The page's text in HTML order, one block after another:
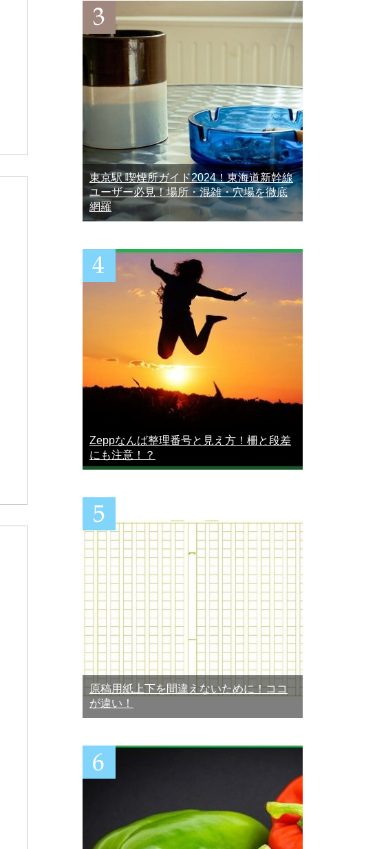
東京駅 喫煙所ガイド2024！東海道新幹線
ユーザー必見！場所・混雑・穴場を徹底
網羅
Zeppなんば整理番号と見え方！柵と段差
にも注意！？
原稿用紙上下を間違えないために！ココ
が違い！